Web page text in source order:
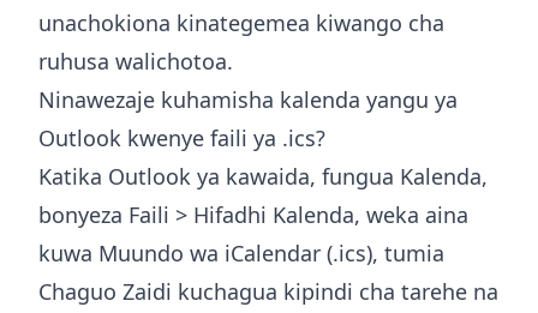
unachokiona kinategemea kiwango cha
ruhusa walichotoa.
Ninawezaje kuhamisha kalenda yangu ya
Outlook kwenye faili ya .ics?
Katika Outlook ya kawaida, fungua Kalenda,
bonyeza Faili > Hifadhi Kalenda, weka aina
kuwa Muundo wa iCalendar (.ics), tumia
Chaguo Zaidi kuchagua kipindi cha tarehe na